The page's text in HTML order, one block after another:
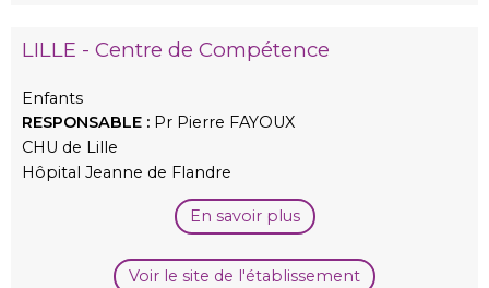
LILLE - Centre de Compétence
Enfants
RESPONSABLE : Pr Pierre FAYOUX
CHU de Lille
Hôpital Jeanne de Flandre
En savoir plus
Voir le site de l'établissement